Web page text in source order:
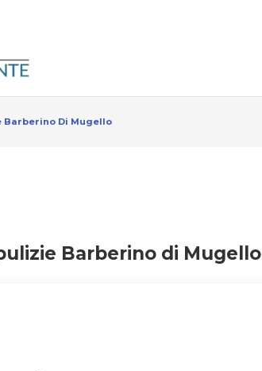
Barberino Di Mugello
Barberino di Mugello